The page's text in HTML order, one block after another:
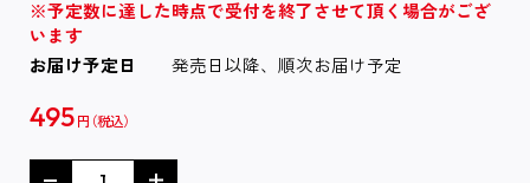
※予定数に達した時点で受付を終了させて頂く場合がござ
います
お届け予定日
発売日以降、順次お届け予定
495 円